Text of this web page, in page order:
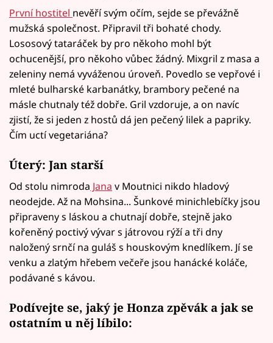
První hostitel nevěří svým očím, sejde se převážně
mužská společnost. Připravil tři bohaté chody.
Lososový tataráček by pro někoho mohl být
ochucenější, pro někoho vůbec žádný. Mixgril z masa a
zeleniny nemá vyváženou úroveň. Povedlo se vepřové i
mleté bulharské karbanátky, brambory pečené na
másle chutnaly též dobře. Gril vzdoruje, a on navíc
zjistí, že si jeden z hostů dá jen pečený lilek a papriky.
Čím uctí vegetariána?
Úterý: Jan starší
Od stolu nimroda Jana v Moutnici nikdo hladový
neodejde. Až na Mohsina... Šunkové minichlebíčky jsou
připraveny s láskou a chutnají dobře, stejně jako
kořeněný poctivý vývar s játrovou rýží a tři dny
naložený srnčí na guláš s houskovým knedlíkem. Jí se
venku a zlatým hřebem večeře jsou hanácké koláče,
podávané s kávou.
Podívejte se, jaký je Honza zpěvák a jak se
ostatním u něj líbilo: